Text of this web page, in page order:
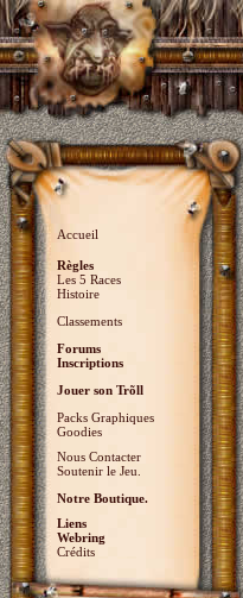
Accueil
Règles
Les 5 Races
Histoire
Classements
Forums
Inscriptions
Jouer son Trõll
Packs Graphiques
Goodies
Nous Contacter
Soutenir le Jeu.
Notre Boutique.
Liens
Webring
Crédits